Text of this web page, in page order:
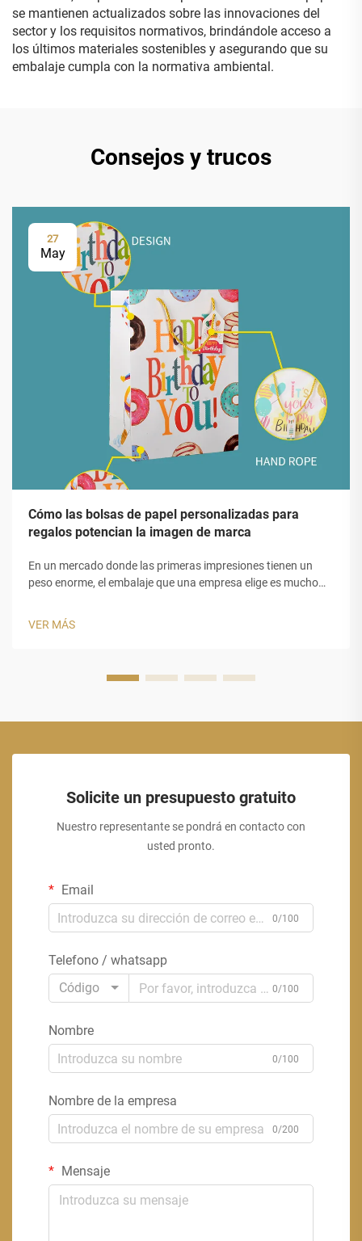
se mantienen actualizados sobre las innovaciones del
sector y los requisitos normativos, brindándole acceso a
los últimos materiales sostenibles y asegurando que su
embalaje cumpla con la normativa ambiental.
Consejos y trucos
27
May
Cómo las bolsas de papel personalizadas para
regalos potencian la imagen de marca
En un mercado donde las primeras impresiones tienen un
peso enorme, el embalaje que una empresa elige es mucho
silencioso de la marca. Las bolsas de papel personalizadas
VER MÁS
Solicite un presupuesto gratuito
Nuestro representante se pondrá en contacto con
usted pronto.
Email
0/100
Telefono / whatsapp
Código
0/100
Nombre
0/100
Nombre de la empresa
0/200
Mensaje